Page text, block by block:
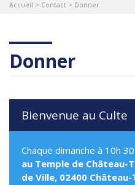
Accueil > Contact > Donner
Donner
Bienvenue au Culte
Chaque dimanche à 10h 30
au Temple de Château-
de Ville, 02400